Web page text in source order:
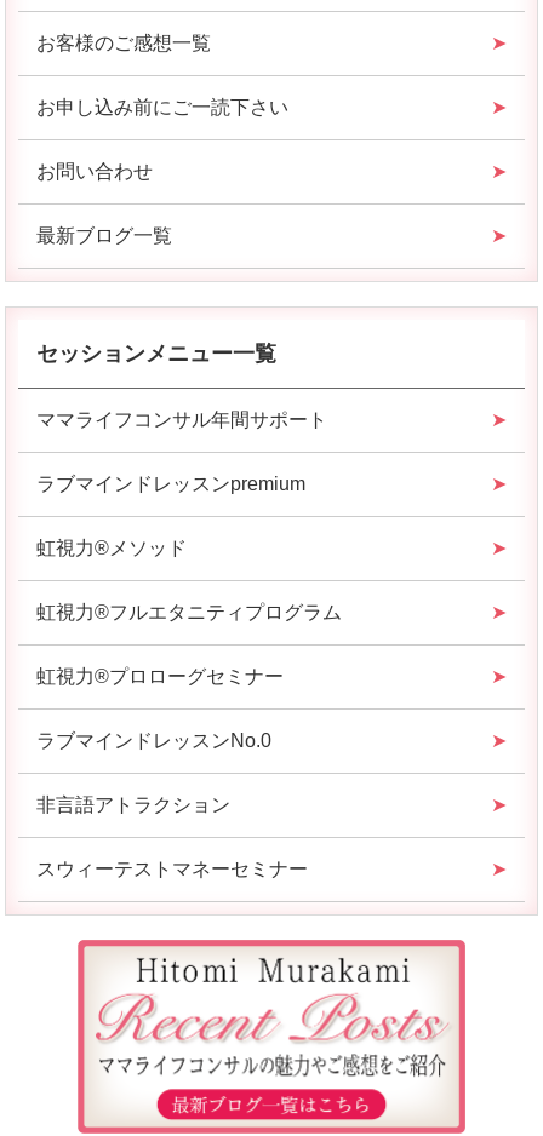
お客様のご感想一覧
お申し込み前にご一読下さい
お問い合わせ
最新ブログ一覧
セッションメニュー一覧
ママライフコンサル年間サポート
ラブマインドレッスンpremium
虹視力®︎メソッド
虹視力®︎フルエタニティプログラム
虹視力®︎プロローグセミナー
ラブマインドレッスンNo.0
非言語アトラクション
スウィーテストマネーセミナー